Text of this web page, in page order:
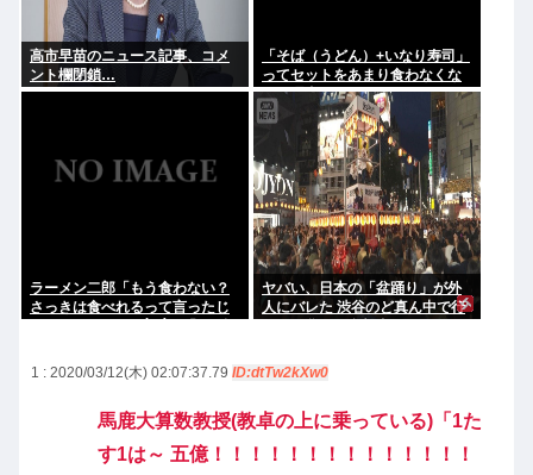
高市早苗のニュース記事、コメ
ント欄閉鎖…
「そば（うどん）+いなり寿司」
ってセットをあまり食わなくな
った理由。
ラーメン二郎「もう食わない？
さっきは食べれるって言ったじ
ヤバい、日本の「盆踊り」が外
人にバレた 渋谷のど真ん中で行
グヒーローに熱狂
1 : 2020/03/12(木) 02:07:37.79 ID:dtTw2kXw0
馬鹿大算数教授(教卓の上に乗っている)「1た
す1は～ 五億！！！！！！！！！！！！！！